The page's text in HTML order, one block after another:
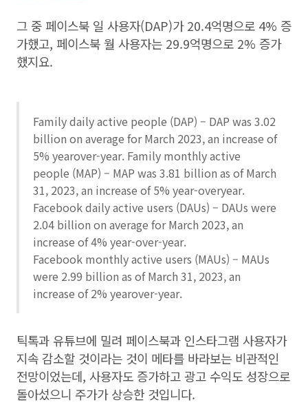
그 중 페이스북 일 사용자(DAP)가 20.4억명으로 4% 증
가했고, 페이스북 월 사용자는 29.9억명으로 2% 증가
했지요.
Family daily active people (DAP) – DAP was 3.02
billion on average for March 2023, an increase of
5% yearover-year. Family monthly active
people (MAP) – MAP was 3.81 billion as of March
31, 2023, an increase of 5% year-overyear.
Facebook daily active users (DAUs) – DAUs were
2.04 billion on average for March 2023, an
increase of 4% year-over-year.
Facebook monthly active users (MAUs) – MAUs
were 2.99 billion as of March 31, 2023, an
increase of 2% yearover-year.
틱톡과 유튜브에 밀려 페이스북과 인스타그램 사용자가
지속 감소할 것이라는 것이 메타를 바라보는 비관적인
전망이었는데, 사용자도 증가하고 광고 수익도 성장으로
돌아섰으니 주가가 상승한 것입니다.